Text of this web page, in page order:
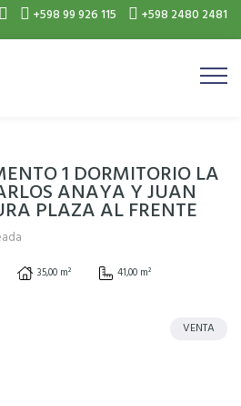
+598 99 926 115 +598 2480 2481
1 DORMITORIO LA
ANAYA Y JUAN
PLAZA AL FRENTE
35,00 m² 41,00 m²
VENTA